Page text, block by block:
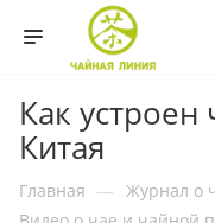
Как
Китая
Главная — Журнал о